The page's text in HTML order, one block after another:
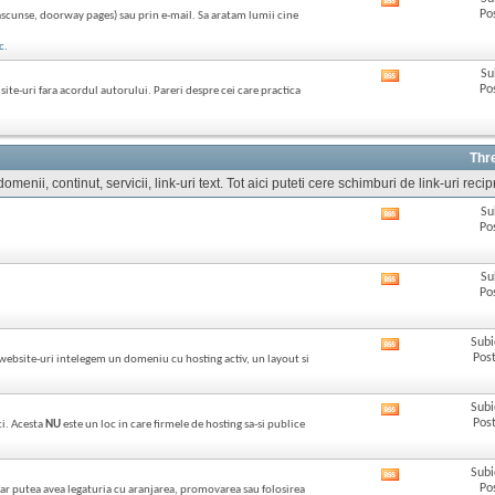
doorway pages) sau prin e-mail. Sa aratam lumii cine
uri fara acordul autorului. Pareri despre cei care practica
acestui
continut, servicii, link-uri text. Tot aici puteti cere schimburi de link-uri
ul
ul
uri intelegem un domeniu cu hosting activ, un layout si
ul
Acesta NUeste un loc in care firmele de hosting sa-si publice
ul
avea legaturia cu aranjarea, promovarea sau folosirea